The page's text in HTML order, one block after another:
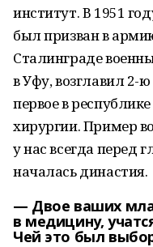
институт. В 1951
был призван в
Сталинграде
в Уфу, возглавил 2-
первое в
хирургии. Пример
у нас всегда перед
началась династия.
— Двое ваших
в медицину,
Чей это был